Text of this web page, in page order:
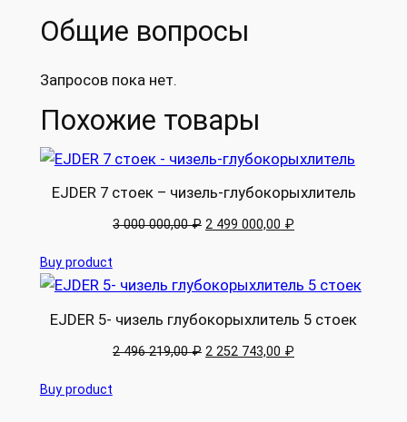
Общие вопросы
Запросов пока нет.
Похожие товары
EJDER 7 стоек – чизель-глубокорыхлитель
3 000 000,00₽ Original
3
000,00 ₽.
2 499 000,00 ₽
2
000,00 ₽.
Buy product
EJDER 5- чизель глубокорыхлитель 5 стоек
2 496 219,00₽ Original
2 252 743,00 ₽
Buy product